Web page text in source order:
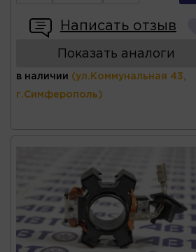
Написать отзыв
Показать аналоги
в наличии (ул.Коммунальная 43,
г.Симферополь)